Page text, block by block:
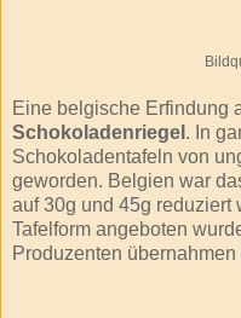
Eine belgische Erfindung
Schokoladenriegel . In
Schokoladentafeln von
geworden. Belgien war
auf 30g und 45g reduziert
Tafelform angeboten
Produzenten übernahmen